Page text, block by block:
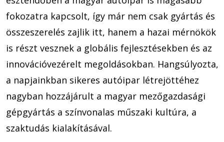
fokozatra kapcsolt, így már nem csak gyártás és
összeszerelés zajlik itt, hanem a hazai mérnökök
is részt vesznek a globális fejlesztésekben és az
innovációvezérelt megoldásokban. Hangsúlyozta,
a napjainkban sikeres autóipar létrejöttéhez
nagyban hozzájárult a magyar mezőgazdasági
gépgyártás a színvonalas műszaki kultúra, a
szaktudás kialakításával.